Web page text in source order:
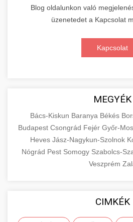
Blog oldalunkon való
üzenetedet a Kapcsolat
Kapcsolat
MEGYÉK
Bács-Kiskun Baranya Békés
Budapest Csongrád Fejér Győr-
Heves Jász-Nagykun-Szolnok
Nógrád Pest Somogy Szabolcs-
Veszprém
CIMKÉK